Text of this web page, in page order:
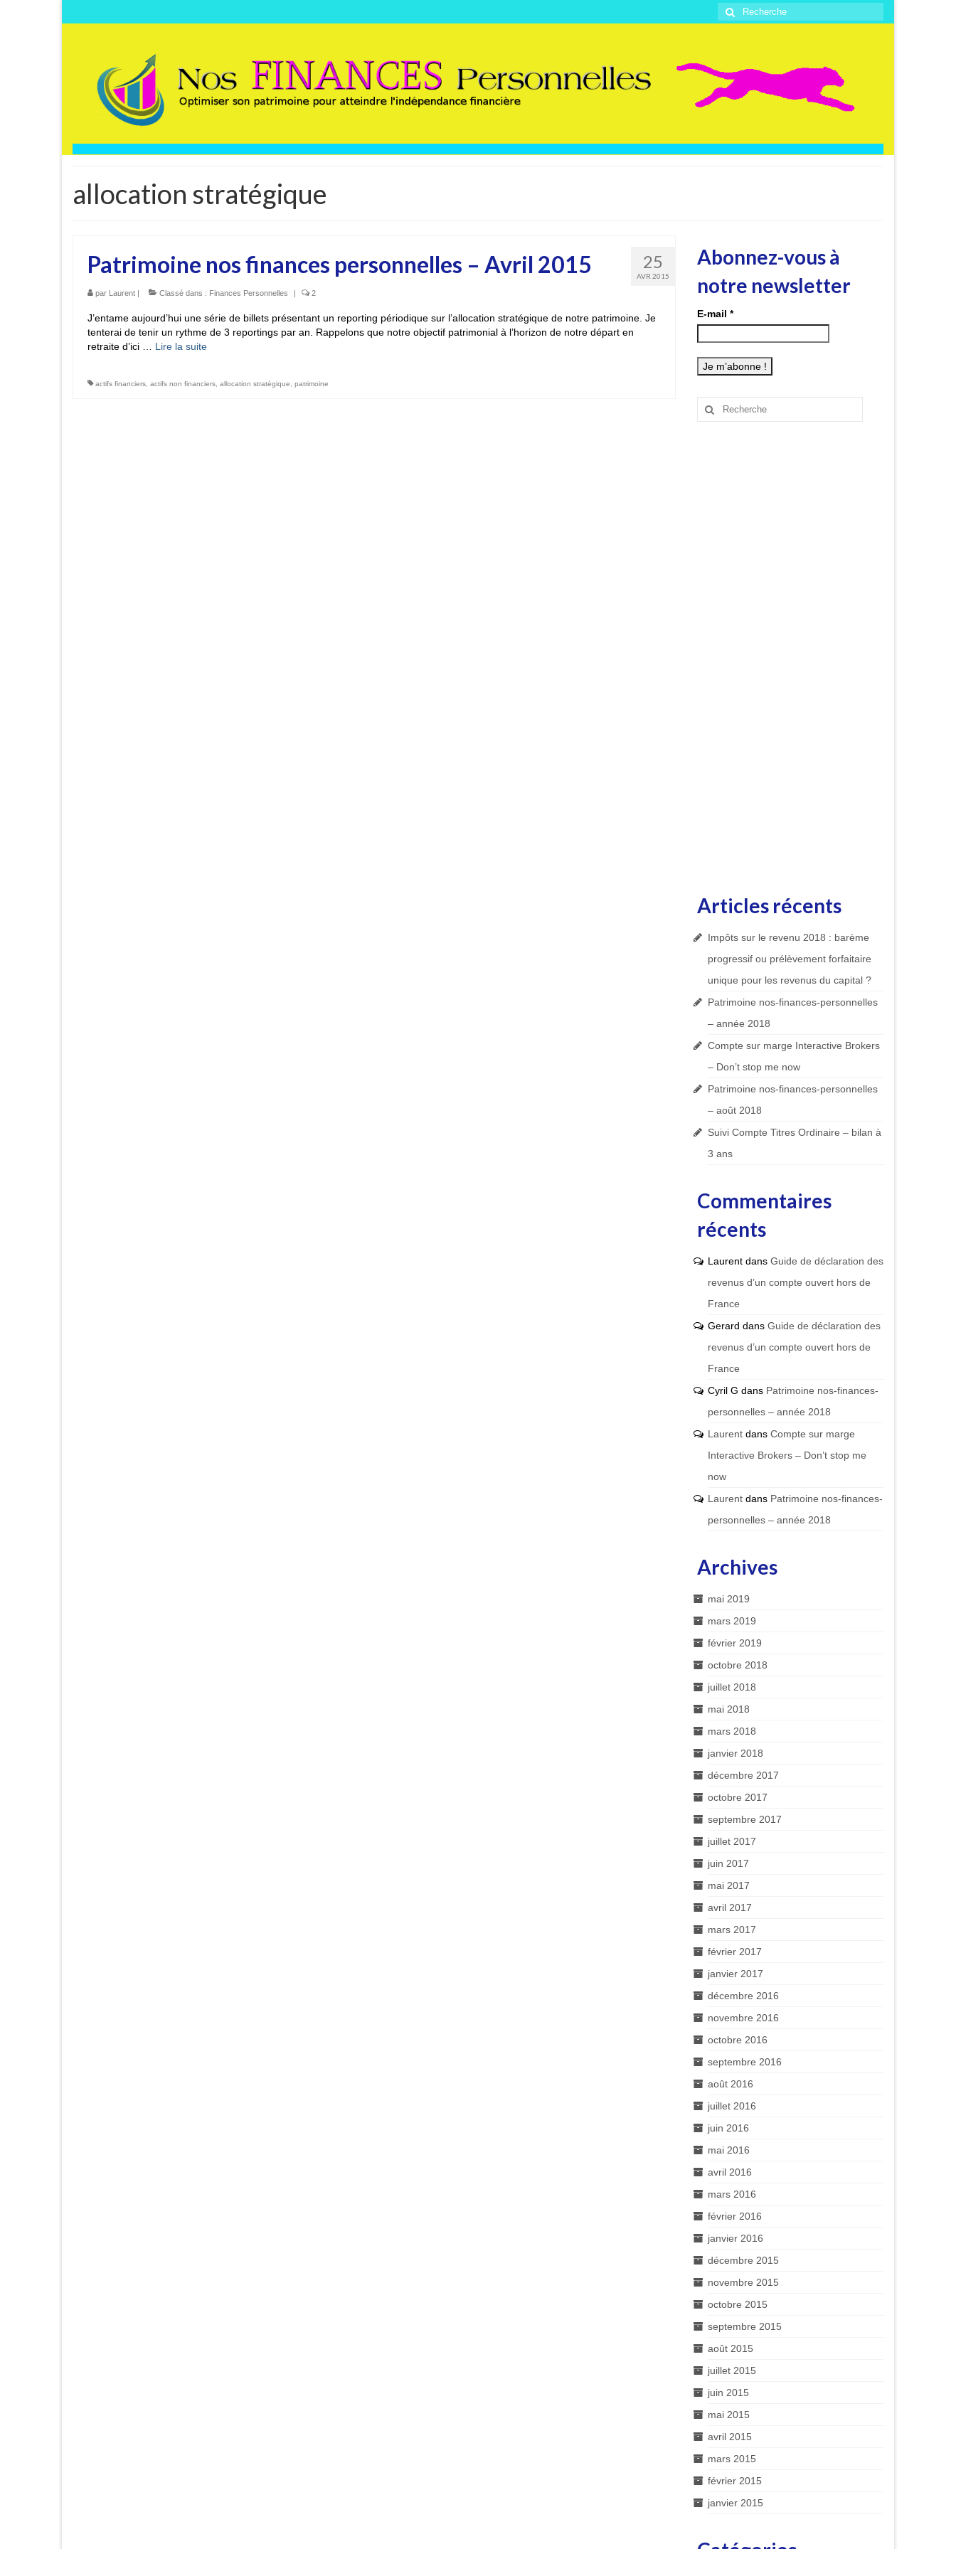
Rechercher
:
allocation stratégique
25
AVR 2015
Patrimoine nos finances personnelles – Avril 2015
par Laurent Classé dans : Finances Personnelles 2
J’entame aujourd’hui une série de billets présentant un reporting périodique sur l’allocation stratégique de notre patrimoine. Je
tenterai de tenir un rythme de 3 reportings par an. Rappelons que notre objectif patrimonial à l’horizon de notre départ en
retraite d’ici … Lire la suite­­
actifs financiers, actifs non financiers, allocation stratégique, patrimoine
Abonnez-vous à
notre newsletter
E-mail *
Rechercher
Articles récents
Impôts sur le revenu 2018 : barème
progressif ou prélèvement forfaitaire
unique pour les revenus du capital ?
Patrimoine nos-finances-personnelles
– année 2018
Compte sur marge Interactive Brokers
– Don’t stop me now
Patrimoine nos-finances-personnelles
– août 2018
Suivi Compte Titres Ordinaire – bilan à
3 ans
Commentaires
récents
Laurentdans Guide de déclaration des
revenus d’un compte ouvert hors de
France
Gerard dans Guide de déclaration des
revenus d’un compte ouvert hors de
France
Cyril G dans Patrimoine nos-finances-
personnelles – année 2018
Laurentdans Compte sur marge
Interactive Brokers – Don’t stop me
now
Laurentdans Patrimoine nos-finances-
personnelles – année 2018
Archives
mai 2019
mars 2019
février 2019
octobre 2018
juillet 2018
mai 2018
mars 2018
janvier 2018
décembre 2017
octobre 2017
septembre 2017
juillet 2017
juin 2017
mai 2017
avril 2017
mars 2017
février 2017
janvier 2017
décembre 2016
novembre 2016
octobre 2016
septembre 2016
août 2016
juillet 2016
juin 2016
mai 2016
avril 2016
mars 2016
février 2016
janvier 2016
décembre 2015
novembre 2015
octobre 2015
septembre 2015
août 2015
juillet 2015
juin 2015
mai 2015
avril 2015
mars 2015
février 2015
janvier 2015